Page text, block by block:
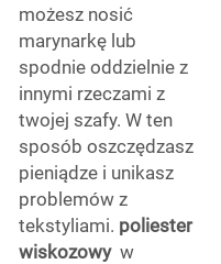
możesz nosić
marynarkę lub
spodnie oddzielnie z
innymi rzeczami z
twojej szafy. W ten
sposób oszczędzasz
pieniądze i unikasz
problemów z
tekstyliami. poliester
wiskozowy w